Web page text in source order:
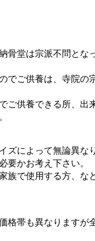
骨堂は宗派不問とな
でご供養は、寺院の
ご供養できる所、出
ズによって無論異な
要かお考え下さい。
族で使用する方、な
格帯も異なりますが